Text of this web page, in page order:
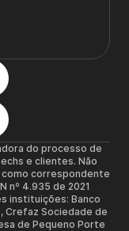
do processo de
e clientes. Não
correspondente
nº 4.935 de 2021
instituições: Banco
Crefaz Sociedade de
de Pequeno Porte